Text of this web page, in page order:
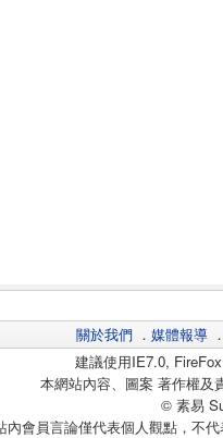
關於我們 ． 媒體報導
建議使用IE7.0,
本網站內容、圖案 著作權及
© 素易
內會員言論僅代表個人觀點，不